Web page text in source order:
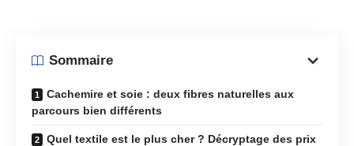
Sommaire
Cachemire et soie : deux fibres naturelles aux
parcours bien différents
Quel textile est le plus cher ? Décryptage des prix